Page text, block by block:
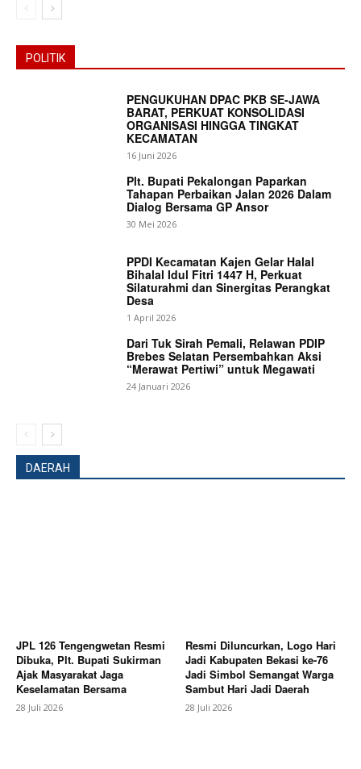
SUBSCRIBE NOW
Company
Bagikan Artikel
POLITIK
PENGUKUHAN DPAC PKB SE-JAWA
BARAT, PERKUAT KONSOLIDASI
ORGANISASI HINGGA TINGKAT
KECAMATAN
16 Juni 2026
Plt. Bupati Pekalongan Paparkan
Tahapan Perbaikan Jalan 2026 Dalam
Dialog Bersama GP Ansor
30 Mei 2026
PPDI Kecamatan Kajen Gelar Halal
Bihalal Idul Fitri 1447 H, Perkuat
Silaturahmi dan Sinergitas Perangkat
Desa
1 April 2026
Dari Tuk Sirah Pemali, Relawan PDIP
Brebes Selatan Persembahkan Aksi
“Merawat Pertiwi” untuk Megawati
24 Januari 2026
DAERAH
JPL 126 Tengengwetan Resmi
Dibuka, Plt. Bupati Sukirman
Ajak Masyarakat Jaga
Keselamatan Bersama
28 Juli 2026
Resmi Diluncurkan, Logo Hari
Jadi Kabupaten Bekasi ke-76
Jadi Simbol Semangat Warga
Sambut Hari Jadi Daerah
28 Juli 2026